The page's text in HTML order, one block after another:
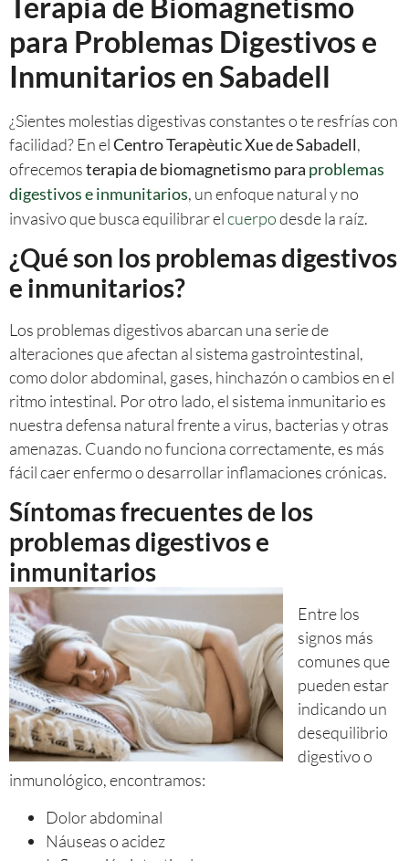
para Problemas Digestivos e
Inmunitarios en Sabadell
¿Sientes molestias digestivas constantes o te resfrías con
facilidad? En elCentro Terapèutic Xue de Sabadell,
ofrecemosterapia de biomagnetismo para problemas
digestivos e inmunitarios, un enfoque natural y no
invasivo que busca equilibrar elcuerpodesde la raíz.
¿Qué son los problemas digestivos
e inmunitarios?
Los problemas digestivos abarcan una serie de
alteraciones que afectan al sistema gastrointestinal,
como dolor abdominal, gases, hinchazón o cambios en el
ritmo intestinal. Por otro lado, el sistema inmunitario es
nuestra defensa natural frente a virus, bacterias y otras
amenazas. Cuando no funciona correctamente, es más
fácil caer enfermo o desarrollar inflamaciones crónicas.
Síntomas frecuentes de los
problemas digestivos e
inmunitarios
Entre los
signos más
comunes que
pueden estar
indicando un
desequilibrio
digestivo o
inmunológico, encontramos:
Dolor abdominal
Náuseas o acidez